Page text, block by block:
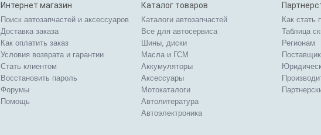
Интернет магазин
Поиск автозапчастей и аксессуаров
Доставка заказа
Как оплатить заказ
Условия возврата и гарантии
Стать клиентом
Восстановить пароль
Форумы
Помощь
Каталог товаров
Каталоги автозапчастей
Все для автосервиса
Шины, диски
Масла и ГСМ
Аккумуляторы
Аксессуары
Мотокаталоги
Автолитература
Автоэлектроника
Как стать
Таблица
Регионам